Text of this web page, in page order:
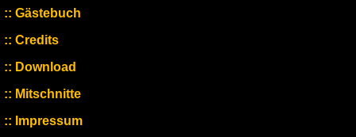
Gästebuch
Credits
Download
Mitschnitte
Impressum